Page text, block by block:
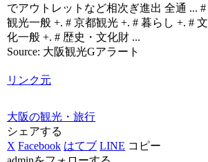
でアウトレットなど相次ぎ進出 全通 ... #
観光一般 +. # 京都観光 +. # 暮らし +. # 文
化一般 +. # 歴史・文化財 ...
Source: 大阪観光Gアラート
リンク元
大阪の観光・旅行
シェアする
X Facebook はてブ LINE コピー